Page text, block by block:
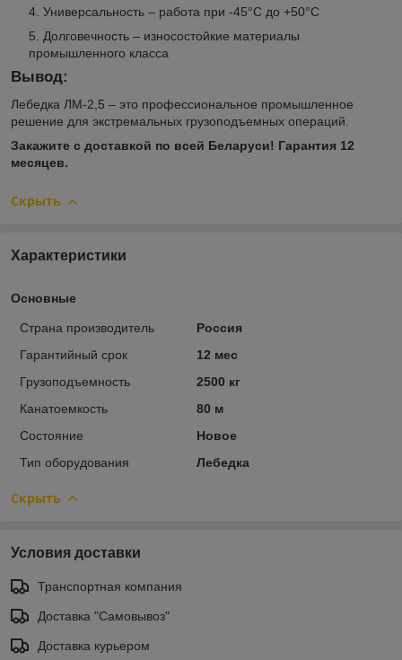
Универсальность – работа при -45°C до +50°C
Долговечность – износостойкие материалы
промышленного класса
Вывод:
Лебедка ЛМ-2,5 – это профессиональное промышленное
решение для экстремальных грузоподъемных операций.
Закажите с доставкой по всей Беларуси! Гарантия 12
месяцев.
Скрыть
Характеристики
Основные
Страна производитель
Россия
Гарантийный срок
12 мес
Грузоподъемность
2500 кг
Канатоемкость
80 м
Состояние
Новое
Тип оборудования
Лебедка
Скрыть
Условия доставки
Транспортная компания
Доставка "Самовывоз"
Доставка курьером